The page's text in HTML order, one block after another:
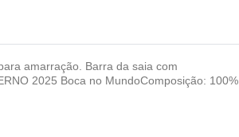
amarração. Barra da saia com
2025 Boca no MundoComposição: 100%